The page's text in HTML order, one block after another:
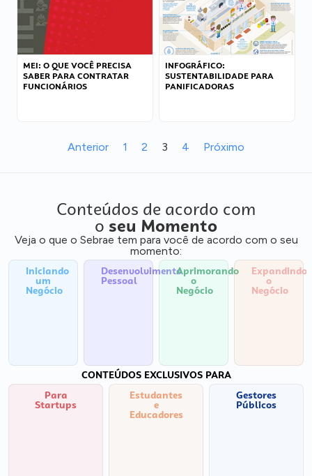
MEI: O QUE VOCÊ PRECISA
SABER PARA CONTRATAR
FUNCIONÁRIOS
INFOGRÁFICO:
SUSTENTABILIDADE PARA
PANIFICADORAS
Anterior 1 2 3 4 Próximo
Conteúdos de acordo com
o seu Momento
Veja o que o Sebrae tem para você de acordo com o seu
momento:
Iniciando
um
Negócio
Desenvolvimento
Pessoal
Aprimorando
o
Negócio
Expandindo
o
Negócio
CONTEÚDOS EXCLUSIVOS PARA
Para
Startups
Estudantes
e
Educadores
Gestores
Públicos